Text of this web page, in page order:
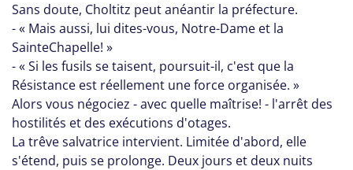
Sans doute, Choltitz peut anéantir la préfecture.
- « Mais aussi, lui dites-vous, Notre-Dame et la
SainteChapelle! »
- « Si les fusils se taisent, poursuit-il, c'est que la
Résistance est réellement une force organisée. »
Alors vous négociez - avec quelle maîtrise! - l'arrêt des
hostilités et des exécutions d'otages.
La trêve salvatrice intervient. Limitée d'abord, elle
s'étend, puis se prolonge. Deux jours et deux nuits